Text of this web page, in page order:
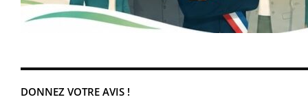
DONNEZ VOTRE AVIS !